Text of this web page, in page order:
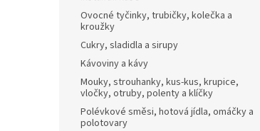
Ovocné tyčinky, trubičky, kolečka a
kroužky
Cukry, sladidla a sirupy
Kávoviny a kávy
Mouky, strouhanky, kus-kus, krupice,
vločky, otruby, polenty a klíčky
Polévkové směsi, hotová jídla, omáčky a
polotovary